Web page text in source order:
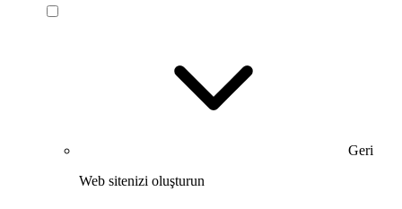
Geri
Web sitenizi oluşturun